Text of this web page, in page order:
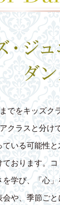
でをキッズク
クラスと分け
いる可能性
おります。
学び、「心
や、季節ご